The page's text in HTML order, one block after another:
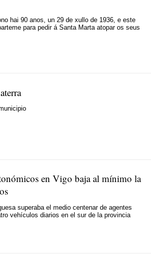
hai 90 anos, un 29 de xullo de 1936, e este
para pedir á Santa Marta atopar os seus
en Vigo baja al mínimo la
superaba el medio centenar de agentes
vehículos diarios en el sur de la provincia